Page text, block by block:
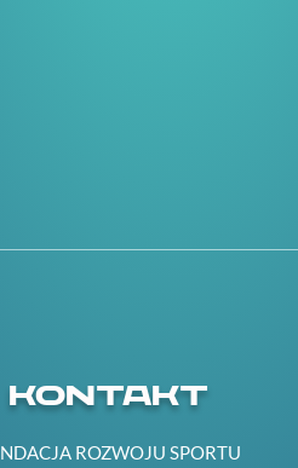
KONTAKT
ROZWOJU SPORTU